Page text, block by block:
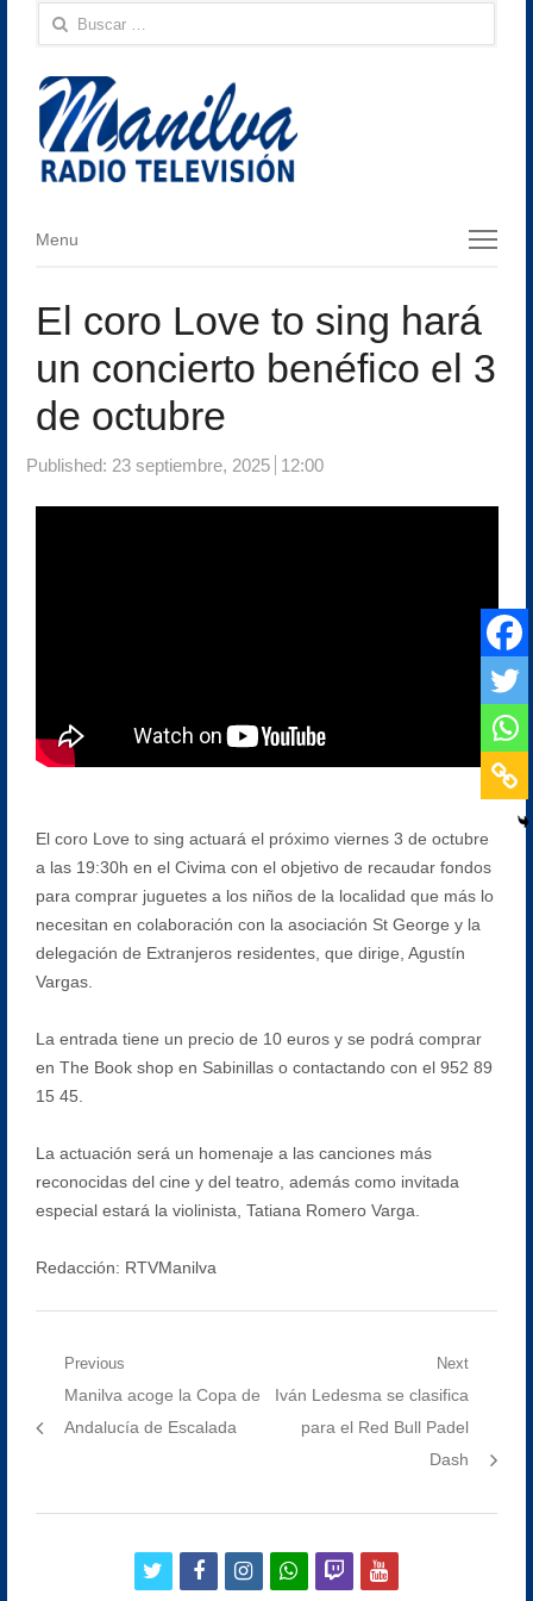
Buscar:
Menu
Menu
El coro Love to sing hará
un concierto benéfico el 3
de octubre
Published: 23 septiembre, 2025 12:00
El coro Love to sing actuará el próximo viernes 3 de octubre
a las 19:30h en el Civima con el objetivo de recaudar fondos
para comprar juguetes a los niños de la localidad que más lo
necesitan en colaboración con la asociación St George y la
delegación de Extranjeros residentes, que dirige, Agustín
Vargas.
La entrada tiene un precio de 10 euros y se podrá comprar
en The Book shop en Sabinillas o contactando con el 952 89
15 45.
La actuación será un homenaje a las canciones más
reconocidas del cine y del teatro, además como invitada
especial estará la violinista, Tatiana Romero Varga.
Redacción: RTVManilva
Navegación
Previous
Previous
post:
Manilva acoge la Copa de
Andalucía de Escalada
Next
Next
post:
Iván Ledesma se clasifica
para el Red Bull Padel
Dash
twitterfacebookinstagramwhatsapp
twitchyoutube